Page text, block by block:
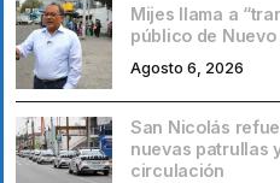
Mijes llama a
público de Nuevo
Agosto 6, 2026
San Nicolás
nuevas patrullas
circulación